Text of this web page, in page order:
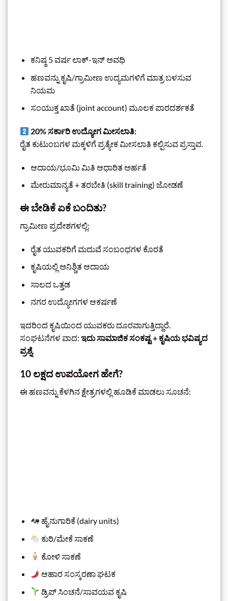
ಕನಿಷ್ಠ 5 ವರ್ಷ ಲಾಕ್-ಇನ್ ಅವಧಿ
ಹಣವನ್ನು ಕೃಷಿ/ಗ್ರಾಮೀಣ ಉದ್ಯಮಗಳಿಗೆ ಮಾತ್ರ ಬಳಸುವ
ನಿಯಮ
ಸಂಯುಕ್ತ ಖಾತೆ (joint account) ಮೂಲಕ ಪಾರದರ್ಶಕತೆ
20% ಸರ್ಕಾರಿ ಉದ್ಯೋಗ ಮೀಸಲಾತಿ:
ರೈತ ಕುಟುಂಬಗಳ ಮಕ್ಕಳಿಗೆ ಪ್ರತ್ಯೇಕ ಮೀಸಲಾತಿ ಕಲ್ಪಿಸುವ ಪ್ರಸ್ತಾವ.
ಆದಾಯ/ಭೂಮಿ ಮಿತಿ ಆಧಾರಿತ ಅರ್ಹತೆ
ಮೇರುಮಾನ್ಯತೆ + ತರಬೇತಿ (skill training) ಜೋಡಣೆ
ಈ ಬೇಡಿಕೆ ಏಕೆ ಬಂದಿತು?
ಗ್ರಾಮೀಣ ಪ್ರದೇಶಗಳಲ್ಲಿ:
ರೈತ ಯುವಕರಿಗೆ ಮದುವೆ ಸಂಬಂಧಗಳ ಕೊರತೆ
ಕೃಷಿಯಲ್ಲಿ ಅನಿಶ್ಚಿತ ಆದಾಯ
ಸಾಲದ ಒತ್ತಡ
ನಗರ ಉದ್ಯೋಗಗಳ ಆಕರ್ಷಣೆ
ಇದರಿಂದ ಕೃಷಿಯಿಂದ ಯುವಕರು ದೂರವಾಗುತ್ತಿದ್ದಾರೆ.
ಸಂಘಟನೆಗಳ ವಾದ: ಇದು ಸಾಮಾಜಿಕ ಸಂಕಷ್ಟ + ಕೃಷಿಯ ಭವಿಷ್ಯದ
ಪ್ರಶ್ನೆ.
10 ಲಕ್ಷದ ಉಪಯೋಗ ಹೇಗೆ?
ಈ ಹಣವನ್ನು ಕೆಳಗಿನ ಕ್ಷೇತ್ರಗಳಲ್ಲಿ ಹೂಡಿಕೆ ಮಾಡಲು ಸೂಚನೆ:
ಹೈನುಗಾರಿಕೆ (dairy units)
ಕುರಿ/ಮೇಕೆ ಸಾಕಣೆ
ಕೋಳಿ ಸಾಕಣೆ
ಆಹಾರ ಸಂಸ್ಕರಣಾ ಘಟಕ
ಡ್ರಿಪ್ ಸಿಂಚನೆ/ಸಾವಯವ ಕೃಷಿ